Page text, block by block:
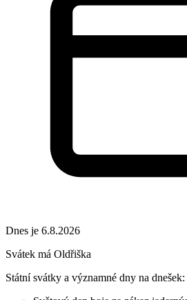
Dnes je 6.8.2026
Svátek má Oldřiška
Státní svátky a významné dny na dnešek: